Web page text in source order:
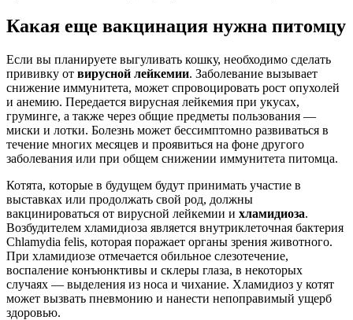
Какая еще вакцинация нужна питомцу
Если вы планируете выгуливать кошку, необходимо сделать
прививку от вирусной лейкемии. Заболевание вызывает
снижение иммунитета, может спровоцировать рост опухолей
и анемию. Передается вирусная лейкемия при укусах,
груминге, а также через общие предметы пользования —
миски и лотки. Болезнь может бессимптомно развиваться в
течение многих месяцев и проявиться на фоне другого
заболевания или при общем снижении иммунитета питомца.
Котята, которые в будущем будут принимать участие в
выставках или продолжать свой род, должны
вакцинироваться от вирусной лейкемии и хламидиоза.
Возбудителем хламидиоза является внутриклеточная бактерия
Chlamydia felis, которая поражает органы зрения животного.
При хламидиозе отмечается обильное слезотечение,
воспаление конъюнктивы и склеры глаза, в некоторых
случаях — выделения из носа и чихание. Хламидиоз у котят
может вызвать пневмонию и нанести непоправимый ущерб
здоровью.